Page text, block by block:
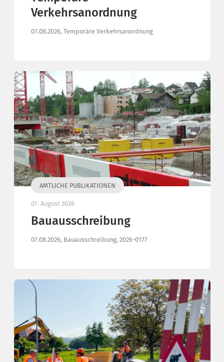
Verkehrsanordnung
07.08.2026, Temporäre Verkehrsanordnung
AMTLICHE PUBLIKATIONEN
07. August 2026
Bauausschreibung
07.08.2026, Bauausschreibung, 2026-0177